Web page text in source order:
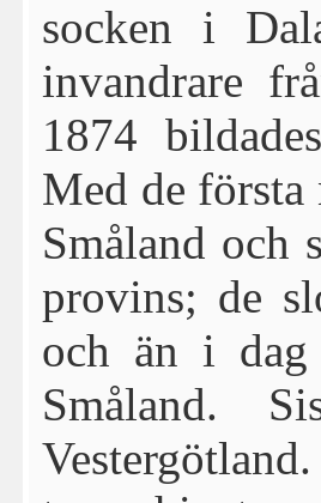
socken i
invandrare
1874
Med de
Småland och
provins; de
och än i dag
Småland.